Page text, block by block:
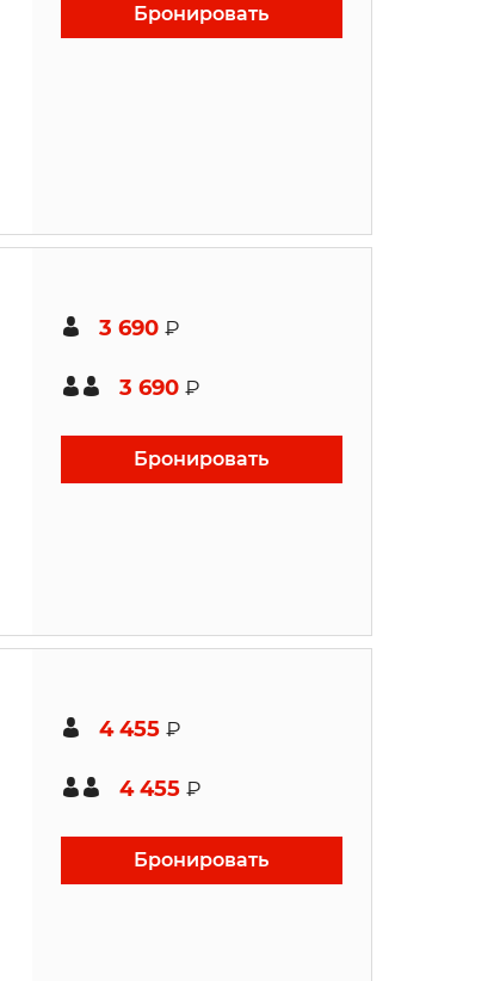
Бронировать
3 690 ₽
3 690 ₽
Бронировать
4 455 ₽
4 455 ₽
Бронировать